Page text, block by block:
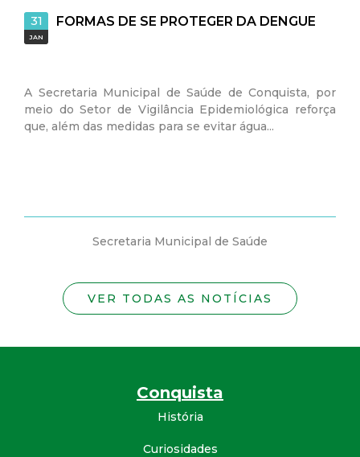
31
JAN
FORMAS DE SE PROTEGER DA DENGUE
A Secretaria Municipal de Saúde de Conquista, por
meio do Setor de Vigilância Epidemiológica reforça
que, além das medidas para se evitar água...
Secretaria Municipal de Saúde
VER TODAS AS NOTÍCIAS
Conquista
História
Curiosidades